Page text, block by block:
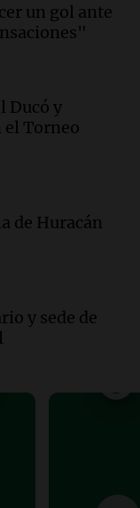
su
de
realizan
para
y su
un gol ante
Ducó y
Torneo
de Huracán
y sede de